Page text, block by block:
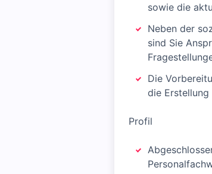
sowie die
Neben der
sind Sie
Die
die
Profil